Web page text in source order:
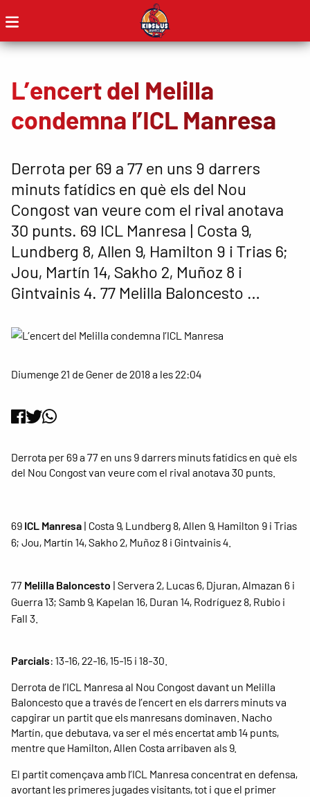
L’encert del Melilla
condemna l’ICL Manresa
Derrota per 69 a 77 en uns 9 darrers
minuts fatídics en què els del Nou
Congost van veure com el rival anotava
30 punts. 69 ICL Manresa | Costa 9,
Lundberg 8, Allen 9, Hamilton 9 i Trias 6;
Jou, Martín 14, Sakho 2, Muñoz 8 i
Gintvainis 4. 77 Melilla Baloncesto …
Diumenge 21 de Gener de 2018 a les 22:04
Derrota per 69 a 77 en uns 9 darrers minuts fatídics en què els
del Nou Congost van veure com el rival anotava 30 punts.
69 ICL Manresa | Costa 9, Lundberg 8, Allen 9, Hamilton 9 i Trias
6; Jou, Martín 14, Sakho 2, Muñoz 8 i Gintvainis 4.
77 Melilla Baloncesto | Servera 2, Lucas 6, Djuran, Almazan 6 i
Guerra 13; Samb 9, Kapelan 16, Duran 14, Rodríguez 8, Rubio i
Fall 3.
Parcials: 13-16, 22-16, 15-15 i 18-30.
Derrota de l’ICL Manresa al Nou Congost davant un Melilla
Baloncesto que a través de l’encert en els darrers minuts va
capgirar un partit que els manresans dominaven. Nacho
Martín, que debutava, va ser el més encertat amb 14 punts,
mentre que Hamilton, Allen Costa arribaven als 9.
El partit començava amb l’ICL Manresa concentrat en defensa,
avortant les primeres jugades visitants, tot i que el primer